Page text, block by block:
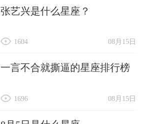
张艺兴是什么星座？
08月15日
1604
一言不合就撕逼的星座排行榜
08月15日
1696